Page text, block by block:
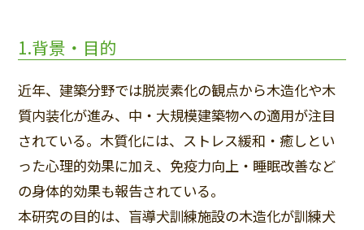
1.背景・目的
近年、建築分野では脱炭素化の観点から木造化や木
質内装化が進み、中・大規模建築物への適用が注目
されている。木質化には、ストレス緩和・癒しとい
った心理的効果に加え、免疫力向上・睡眠改善など
の身体的効果も報告されている。
本研究の目的は、盲導犬訓練施設の木造化が訓練犬